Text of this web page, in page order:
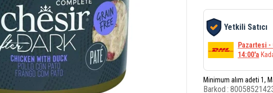
Yetkili Satıcı
Pazartesi
14:00'a
Minimum alım adeti 1,
Barkod :